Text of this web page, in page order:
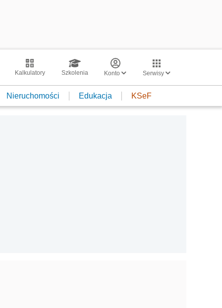
Kalkulatory Szkolenia Konto Serwisy
Nieruchomości Edukacja KSeF